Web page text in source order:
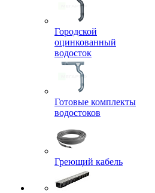
Городской
оцинкованный
водосток
Готовые комплекты
водостоков
Греющий кабель